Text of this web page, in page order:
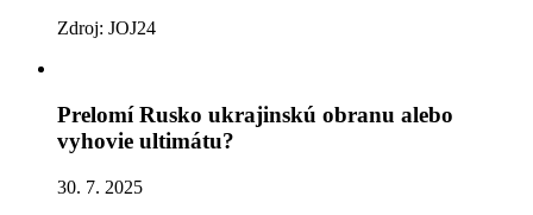
Zdroj: JOJ24
Prelomí Rusko ukrajinskú obranu alebo
vyhovie ultimátu?
30. 7. 2025